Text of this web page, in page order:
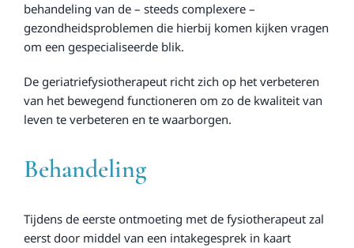
behandeling van de – steeds complexere –
gezondheidsproblemen die hierbij komen kijken vragen
om een gespecialiseerde blik.
De geriatriefysiotherapeut richt zich op het verbeteren
van het bewegend functioneren om zo de kwaliteit van
leven te verbeteren en te waarborgen.
Behandeling
Tijdens de eerste ontmoeting met de fysiotherapeut zal
eerst door middel van een intakegesprek in kaart